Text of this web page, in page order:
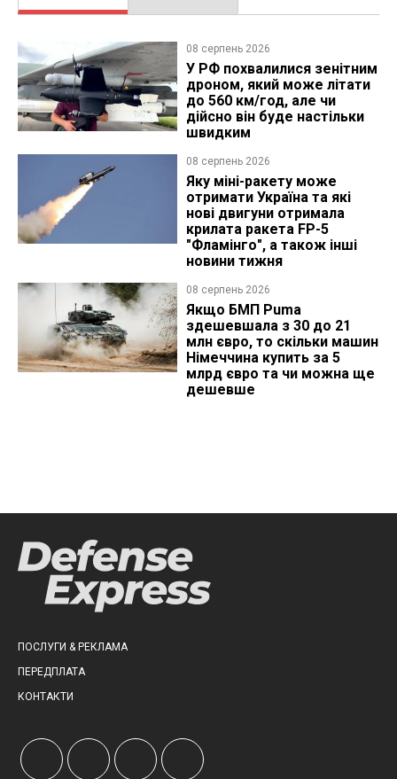
08 серпень 2026
У РФ похвалилися зенітним
дроном, який може літати
до 560 км/год, але чи
дійсно він буде настільки
швидким
08 серпень 2026
Яку міні-ракету може
отримати Україна та які
нові двигуни отримала
крилата ракета FP-5
"Фламінго", а також інші
новини тижня
08 серпень 2026
Якщо БМП Puma
здешевшала з 30 до 21
млн євро, то скільки машин
Німеччина купить за 5
млрд євро та чи можна ще
дешевше
ПОСЛУГИ & РЕКЛАМА
ПЕРЕДПЛАТА
КОНТАКТИ